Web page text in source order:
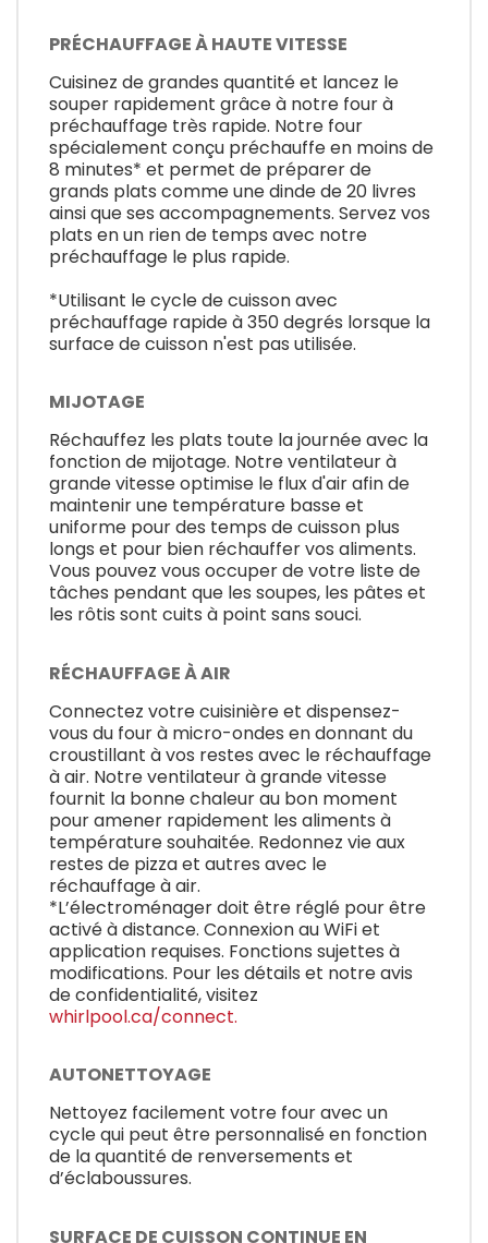
PRÉCHAUFFAGE À HAUTE VITESSE
Cuisinez de grandes quantité et lancez le
souper rapidement grâce à notre four à
préchauffage très rapide. Notre four
spécialement conçu préchauffe en moins de
8 minutes* et permet de préparer de
grands plats comme une dinde de 20 livres
ainsi que ses accompagnements. Servez vos
plats en un rien de temps avec notre
préchauffage le plus rapide.
*Utilisant le cycle de cuisson avec
préchauffage rapide à 350 degrés lorsque la
surface de cuisson n'est pas utilisée.
MIJOTAGE
Réchauffez les plats toute la journée avec la
fonction de mijotage. Notre ventilateur à
grande vitesse optimise le flux d'air afin de
maintenir une température basse et
uniforme pour des temps de cuisson plus
longs et pour bien réchauffer vos aliments.
Vous pouvez vous occuper de votre liste de
tâches pendant que les soupes, les pâtes et
les rôtis sont cuits à point sans souci.
RÉCHAUFFAGE À AIR
Connectez votre cuisinière et dispensez-
vous du four à micro-ondes en donnant du
croustillant à vos restes avec le réchauffage
à air. Notre ventilateur à grande vitesse
fournit la bonne chaleur au bon moment
pour amener rapidement les aliments à
température souhaitée. Redonnez vie aux
restes de pizza et autres avec le
réchauffage à air.
*L’électroménager doit être réglé pour être
activé à distance. Connexion au WiFi et
application requises. Fonctions sujettes à
modifications. Pour les détails et notre avis
de confidentialité, visitez
whirlpool.ca/connect.
AUTONETTOYAGE
Nettoyez facilement votre four avec un
cycle qui peut être personnalisé en fonction
de la quantité de renversements et
d’éclaboussures.
SURFACE DE CUISSON CONTINUE EN